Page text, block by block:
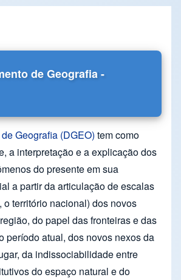
de Geografia -
Geografia (DGEO) tem como
a interpretação e a explicação dos
do presente em sua
a partir da articulação de escalas
o território nacional) dos novos
do papel das fronteiras e das
período atual, dos novos nexos da
da indissociabilidade entre
do espaço natural e do